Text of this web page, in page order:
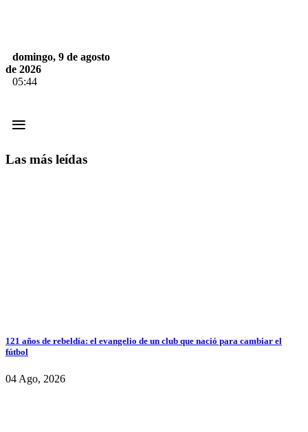
domingo, 9 de agosto
de 2026
05:44
≡
Las más leídas
121 años de rebeldía: el evangelio de un club que nació para cambiar el
fútbol
04 Ago, 2026